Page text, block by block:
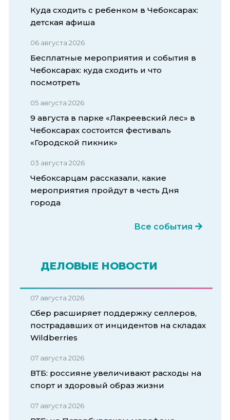
Куда сходить с ребенком в Чебоксарах:
детская афиша
06 августа 2026
Бесплатные мероприятия и события в
Чебоксарах: куда сходить и что
посмотреть
05 августа 2026
9 августа в парке «Лакреевский лес» в
Чебоксарах состоится фестиваль
«Городской пикник»
03 августа 2026
Чебоксарцам рассказали, какие
мероприятия пройдут в честь Дня
города
Все события
ДЕЛОВЫЕ НОВОСТИ
07 августа 2026
Сбер расширяет поддержку селлеров,
пострадавших от инцидентов на складах
Wildberries
07 августа 2026
ВТБ: россияне увеличивают расходы на
спорт и здоровый образ жизни
07 августа 2026